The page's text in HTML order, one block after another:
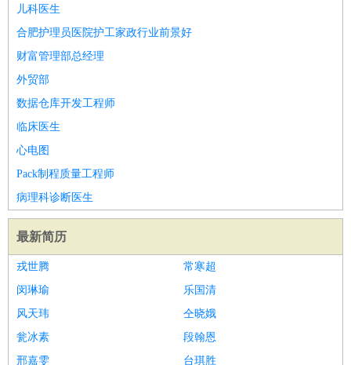
儿科医生
合肥护理员医院护工家政行业前景好
财富管理部总经理
外贸部
数据仓库开发工程师
临床医生
心电图
Pack制程质量工程师
病理科诊断医生
最新简历
戎世腾
常寒超
闵琳瑜
乐国清
风天玮
仝晓娥
瓮冰素
段翰恩
邢嘉雯
台琪胜